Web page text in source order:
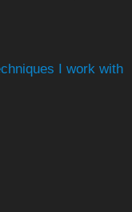
I work with